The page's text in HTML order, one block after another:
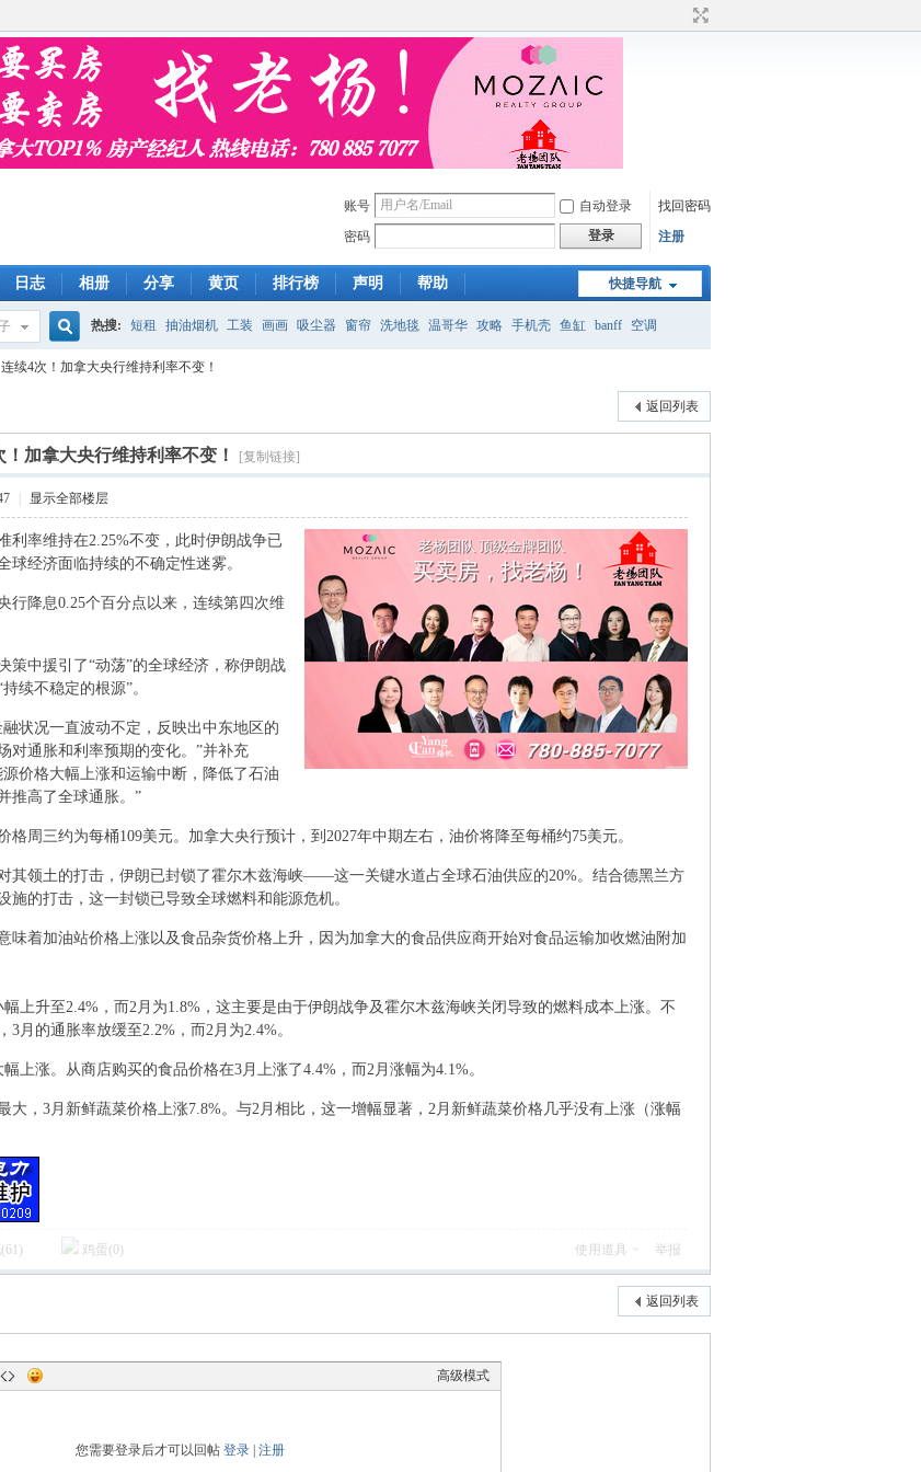
账号 自动登录
找回密码
密码
登录 注册
快捷导航
日志 相册 分享 黄页 排行榜 声明 帮助
搜
索
热搜: 短租 抽油烟机 工装 画画 吸尘器 窗帘 洗地毯 温哥华 攻略 手机壳 鱼缸 banff 空调
手工皂 遮光 帐篷 床头柜
连续4次！加拿大央行维持利率不变！
返回列表
！加拿大央行维持利率不变！ [复制链接]
显示全部楼层
利率维持在2.25%不变，此时伊朗战争已
球经济面临持续的不确定性迷雾。
行降息0.25个百分点以来，连续第四次维
策中援引了“动荡”的全球经济，称伊朗战
续不稳定的根源”。
状况一直波动不定，反映出中东地区的
对通胀和利率预期的变化。”并补充
价格大幅上涨和运输中断，降低了石油
推高了全球通胀。”
格周三约为每桶109美元。加拿大央行预计，到2027年中期左右，油价将降至每桶约75美元。
其领土的打击，伊朗已封锁了霍尔木兹海峡——这一关键水道占全球石油供应的20%。结合德黑兰方
施的打击，这一封锁已导致全球燃料和能源危机。
味着加油站价格上涨以及食品杂货价格上升，因为加拿大的食品供应商开始对食品运输加收燃油附加
上升至2.4%，而2月为1.8%，这主要是由于伊朗战争及霍尔木兹海峡关闭导致的燃料成本上涨。不
3月的通胀率放缓至2.2%，而2月为2.4%。
上涨。从商店购买的食品价格在3月上涨了4.4%，而2月涨幅为4.1%。
大，3月新鲜蔬菜价格上涨7.8%。与2月相比，这一增幅显著，2月新鲜蔬菜价格几乎没有上涨（涨幅
61 ) 鸡蛋( 0 ) 使用道具 举报
返回列表
高级模式
您需要登录后才可以回帖 登录 注册